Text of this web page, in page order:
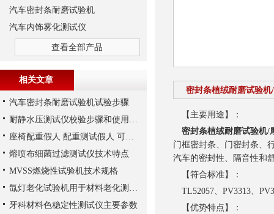
密封条植绒耐磨试验
【主要用途】：
密封条植绒耐磨试验机/
门框密封条、门密封条、
汽车的密封性、隔音性和
【符合标准】：
TL52057、PV3313、
【优势特点】：
汽车密封条耐磨试验机
汽车内饰雾化测试仪
查看全部产品
相关文章
汽车密封条耐磨试验机试验步骤
耐静水压测试仪校验步骤和使用方法说明
座椅配重假人 配重测试假人 可注水 沙子 铁砂等
熔喷布细菌过滤测试仪技术特点
MVSS燃烧性试验机技术规格
氙灯老化试验机用于材料老化测试的原因
牙科材料色稳定性测试仪主要参数